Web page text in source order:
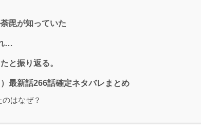
毘が知っていた
…
と振り返る。
最新話266話確定ネタバレまとめ
はなぜ？